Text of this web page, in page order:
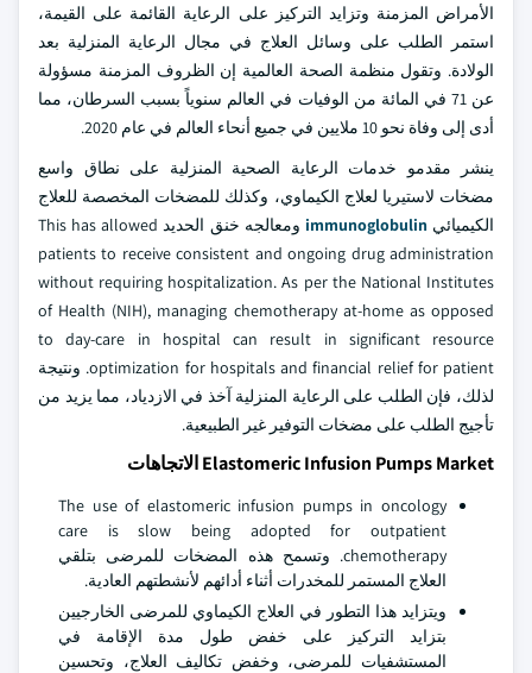
الأمراض المزمنة وتزايد التركيز على الرعاية القائمة على القيمة،
استمر الطلب على وسائل العلاج في مجال الرعاية المنزلية بعد
الولادة. وتقول منظمة الصحة العالمية إن الظروف المزمنة مسؤولة
عن 71 في المائة من الوفيات في العالم سنوياً بسبب السرطان، مما
أدى إلى وفاة نحو 10 ملايين في جميع أنحاء العالم في عام 2020.
ينشر مقدمو خدمات الرعاية الصحية المنزلية على نطاق واسع
مضخات لاستيريا لعلاج الكيماوي، وكذلك للمضخات المخصصة للعلاج
الكيميائي immunoglobulin
ومعالجه خنق الحديد This has allowed
patients to receive consistent and ongoing drug administration
without requiring hospitalization. As per the National Institutes
of Health (NIH), managing chemotherapy at-home as opposed
to day-care in hospital can result in significant resource
optimization for hospitals and financial relief for patient. ونتيجة
لذلك، فإن الطلب على الرعاية المنزلية آخذ في الازدياد، مما يزيد من
تأجيج الطلب على مضخات التوفير غير الطبيعية.
Elastomeric Infusion Pumps Market الاتجاهات
The use of elastomeric infusion pumps in oncology
care is slow being adopted for outpatient
chemotherapy. وتسمح هذه المضخات للمرضى بتلقي
العلاج المستمر للمخدرات أثناء أدائهم لأنشطتهم العادية.
ويتزايد هذا التطور في العلاج الكيماوي للمرضى الخارجيين
بتزايد التركيز على خفض طول مدة الإقامة في
المستشفيات للمرضى، وخفض تكاليف العلاج، وتحسين